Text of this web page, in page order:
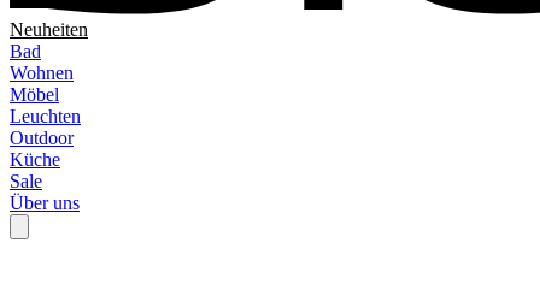
Neuheiten
Bad
Wohnen
Möbel
Leuchten
Outdoor
Küche
Sale
Über uns